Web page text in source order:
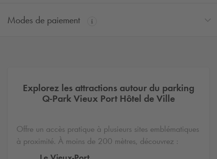
Modes de paiement
Explorez les attractions autour du parking
Q-Park Vieux Port Hôtel de Ville
Offre un accès pratique à plusieurs sites emblématiques
à proximité. À moins de 200 mètres, découvrez :